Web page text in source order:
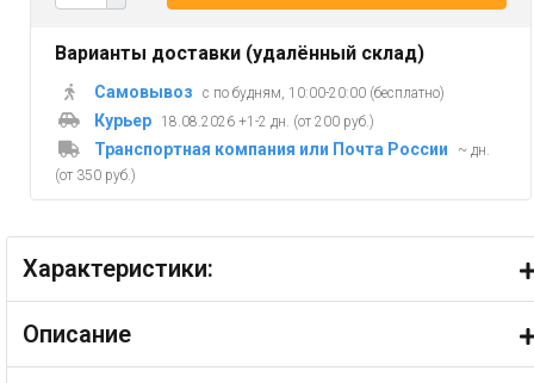
Варианты доставки (удалённый склад)
Самовывоз с по будням, 10:00-20:00 (бесплатно)
Курьер 18.08.2026 +1-2 дн. (от 200 руб.)
Транспортная компания или Почта России
~ дн.
(от 350 руб.)
Характеристики:
Описание